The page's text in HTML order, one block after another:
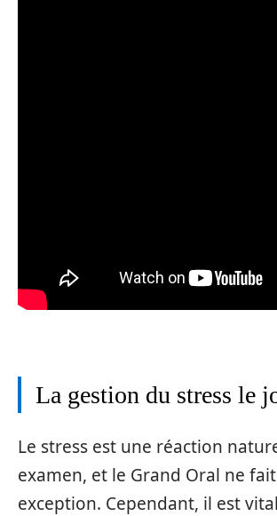
La gestion du stress le
Le stress est une réaction
examen, et le Grand Oral ne
exception. Cependant, il est